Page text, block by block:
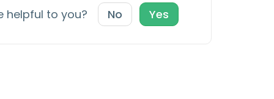
helpful to you? No Yes